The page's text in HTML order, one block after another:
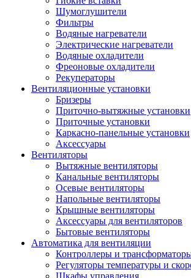
Шумоглушители
Фильтры
Водяные нагреватели
Электрические нагреватели
Водяные охладители
Фреоновые охладители
Рекуператоры
Вентиляционные установки
Бризеры
Приточно-вытяжные установки
Приточные установки
Каркасно-панельные установки
Аксессуары
Вентиляторы
Вытяжные вентиляторы
Канальные вентиляторы
Осевые вентиляторы
Напольные вентиляторы
Крышные вентиляторы
Аксессуары для вентиляторов
Бытовые вентиляторы
Автоматика для вентиляции
Контроллеры и
Регуляторы температуры и
Шкафы управления